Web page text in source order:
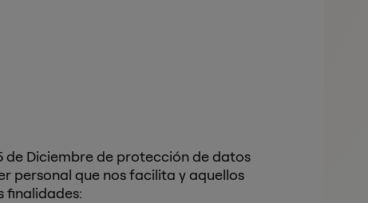
de Diciembre de protección de datos
personal que nos facilita y aquellos
finalidades: